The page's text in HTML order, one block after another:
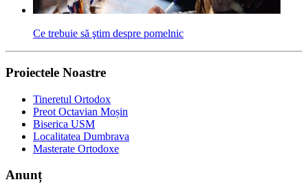
Ce trebuie să ştim despre pomelnic
Proiectele Noastre
Tineretul Ortodox
Preot Octavian Moșin
Biserica USM
Localitatea Dumbrava
Masterate Ortodoxe
Anunț